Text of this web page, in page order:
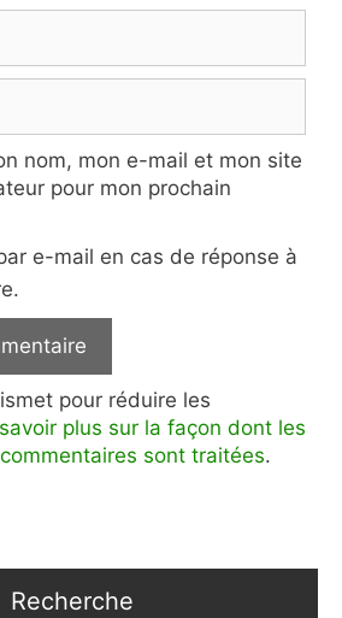
nom, mon e-mail et mon site
pour mon prochain
e-mail en cas de réponse à
pour réduire les
plus sur la façon dont les
sont traitées.
Recherche